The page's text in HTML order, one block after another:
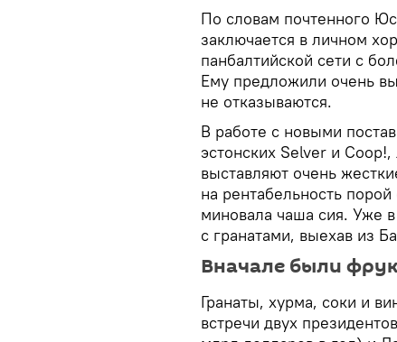
По словам почтенного
заключается в личном
панбалтийской сети с
Ему предложили очень
не отказываются.
В работе с новыми
эстонских Selver и
выставляют очень
на рентабельность
миновала чаша сия. Уже
с гранатами, выехав из
Вначале были
Гранаты, хурма, соки и
встречи двух